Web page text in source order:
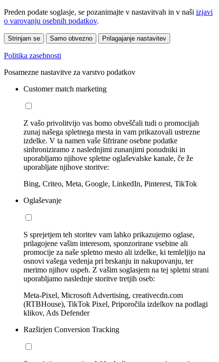
Preden podate soglasje, se pozanimajte v nastavitvah in v naši izjavi
o varovanju osebnih podatkov.
Strinjam se Samo obvezno Prilagajanje nastavitev
Politika zasebnosti
Posamezne nastavitve za varstvo podatkov
Customer match marketing
Z vašo privolitvijo vas bomo obveščali tudi o promocijah
zunaj našega spletnega mesta in vam prikazovali ustrezne
izdelke. V ta namen vaše šifrirane osebne podatke
sinhroniziramo z naslednjimi zunanjimi ponudniki in
uporabljamo njihove spletne oglaševalske kanale, če že
uporabljate njihove storitve:
Bing, Criteo, Meta, Google, LinkedIn, Pinterest, TikTok
Oglaševanje
S sprejetjem teh storitev vam lahko prikazujemo oglase,
prilagojene vašim interesom, sponzorirane vsebine ali
promocije za naše spletno mesto ali izdelke, ki temleljijo na
osnovi vašega vedenja pri brskanju in nakupovanju, ter
merimo njihov uspeh. Z vašim soglasjem na tej spletni strani
uporabljamo naslednje storitve tretjih oseb:
Meta-Pixel, Microsoft Advertising, creativecdn.com
(RTBHouse), TikTok Pixel, Priporočila izdelkov na podlagi
klikov, Ads Defender
Razširjen Conversion Tracking